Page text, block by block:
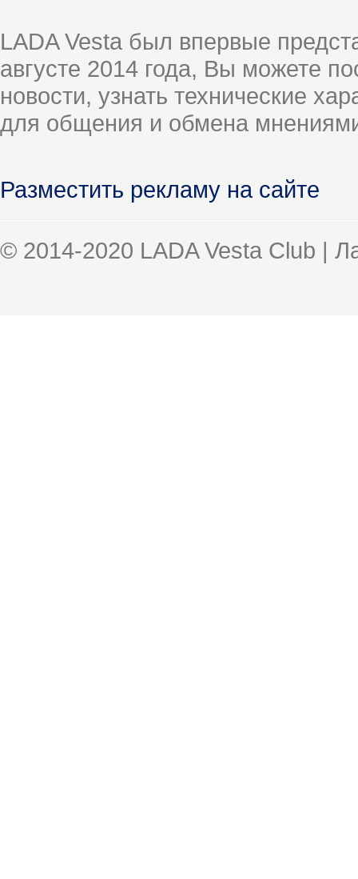
LADA Vesta был впервые
августе 2014 года, Вы можете
новости, узнать технические
для общения и обмена
Разместить рекламу на сайте
© 2014-2020 LADA Vesta Club |